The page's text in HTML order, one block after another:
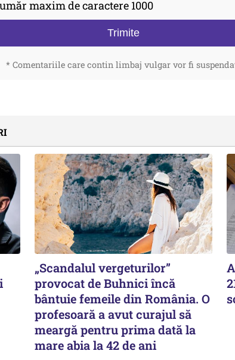
maxim de caractere 1000
Trimite
* Comentariile care contin limbaj vulgar vor fi
„Scandalul vergeturilor”
provocat de Buhnici încă
bântuie femeile din România. O
profesoară a avut curajul să
meargă pentru prima dată la
mare abia la 42 de ani